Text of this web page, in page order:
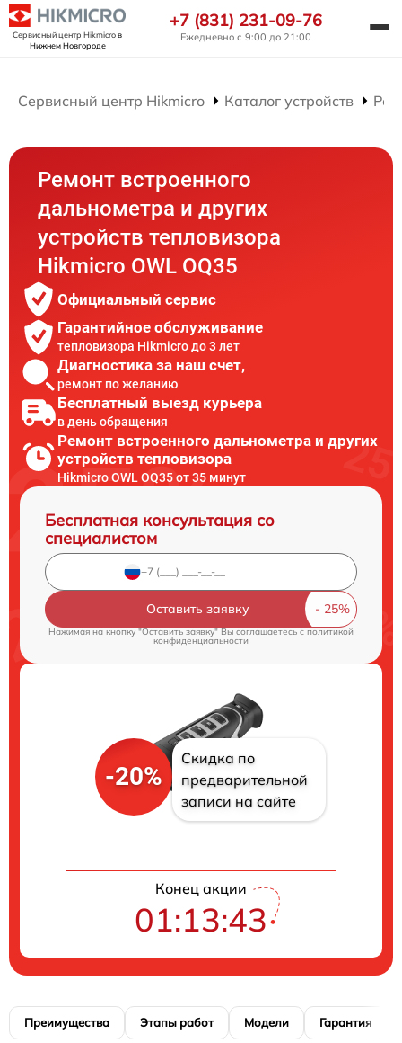
Сервисный центр Hikmicroв
Нижнем Новгороде
+7 (831) 231-09-76
Ежедневно с 9:00 до 21:00
Сервисный центр Hikmicro Каталог устройств
Ремонт встроенного
дальнометра и других
устройств тепловизора
Hikmicro OWL OQ35
Официальный сервис
Гарантийное обслуживание
тепловизора Hikmicro до 3 лет
Диагностика за наш счет,
ремонт по желанию
Бесплатный выезд курьера
в день обращения
Ремонт встроенного дальнометра и других
устройств тепловизора
Hikmicro OWL OQ35 от 35 минут
Бесплатная консультация со
специалистом
Оставить заявку
Нажимая на кнопку "Оставить заявку" Вы соглашаетесь cполитикой
конфиденциальности
-20%
Скидка по
предварительной
записи на сайте
Конец акции
01:13:42
Преимущества Этапы работ Модели Гарантия